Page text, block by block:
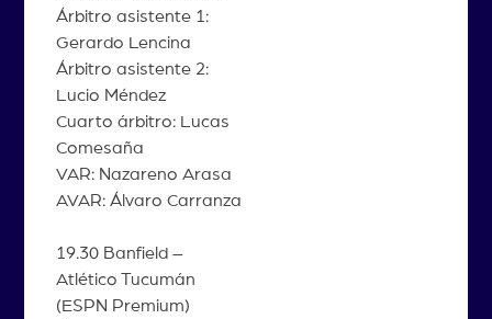
Árbitro asistente 1:
Gerardo Lencina
Árbitro asistente 2:
Lucio Méndez
Cuarto árbitro: Lucas
Comesaña
VAR: Nazareno Arasa
AVAR: Álvaro Carranza
19.30 Banfield –
Atlético Tucumán
(ESPN Premium)